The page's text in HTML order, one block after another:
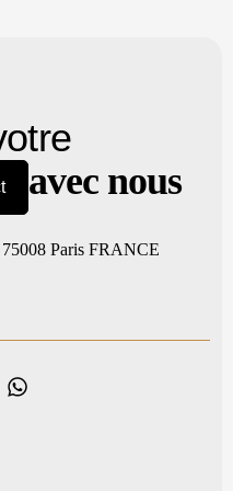
avec nous
75008 Paris FRANCE